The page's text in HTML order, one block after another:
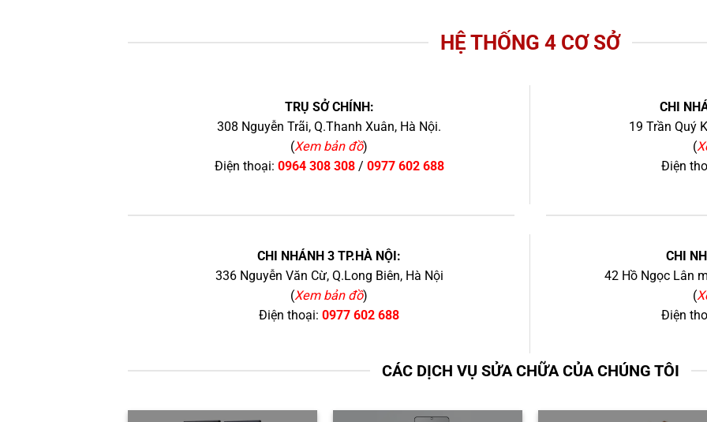
HỆ THỐNG 4 CƠ SỞ
TRỤ SỞ CHÍNH:
308 Nguyễn Trãi, Q.Thanh Xuân, Hà Nội.
(Xem bản đồ)
Điện thoại: 0964 308 308/ 0977 602 688
CHI
19 Trần Quý
(
Điện
CHI NHÁNH 3 TP.HÀ NỘI:
336 Nguyễn Văn Cừ, Q.Long Biên, Hà Nội
(Xem bản đồ)
Điện thoại: 0977 602 688
CHI
42 Hồ Ngọc Lân
(
Điện
CÁC DỊCH VỤ SỬA CHỮA CỦA CHÚNG TÔI